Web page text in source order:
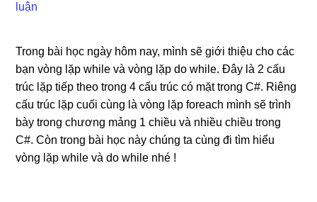
luận
Trong bài học ngày hôm nay, mình sẽ giới thiệu cho các
bạn vòng lặp while và vòng lặp do while. Đây là 2 cấu
trúc lặp tiếp theo trong 4 cấu trúc có mặt trong C#. Riêng
cấu trúc lặp cuối cùng là vòng lặp foreach mình sẽ trình
bày trong chương mảng 1 chiều và nhiều chiều trong
C#. Còn trong bài học này chúng ta cùng đi tìm hiểu
vòng lặp while và do while nhé !